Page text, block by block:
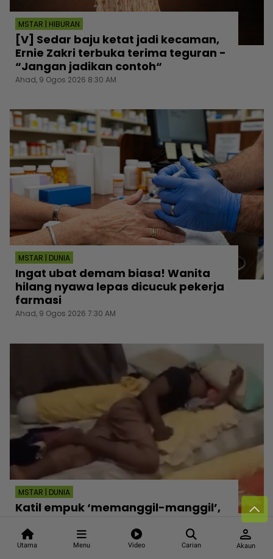
Utama Menu Video Carian
person
Akaun
MSTAR | HIBURAN
[V] Sedar baju ketat jadi kecaman,
Ernie Zakri terbuka terima teguran -
“Jangan jadikan contoh“
Ahad, 9 Ogos 2026 8:30 AM
MSTAR | DUNIA
Ingat ubat demam biasa! Wanita
hilang nyawa lepas dicucuk pekerja
farmasi
Ahad, 9 Ogos 2026 7:30 AM
MSTAR | DUNIA
Katil empuk ‘memanggil-manggil’,
tertidur keletihan lepas geledah bilik
dan almari baju